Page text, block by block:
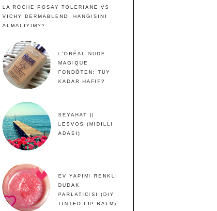
LA ROCHE POSAY TOLERIANE VS
VICHY DERMABLEND, HANGISINI
ALMALIYIM??
L'ORÉAL NUDE
MAGIQUE
FONDÖTEN: TÜY
KADAR HAFIF?
SEYAHAT ||
LESVOS (MIDILLI
ADASI)
EV YAPIMI RENKLI
DUDAK
PARLATICISI (DIY
TINTED LIP BALM)